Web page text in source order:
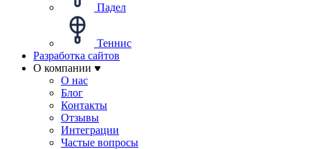
Падел
Теннис
Разработка сайтов
О компании
О нас
Блог
Контакты
Отзывы
Интеграции
Частые вопросы